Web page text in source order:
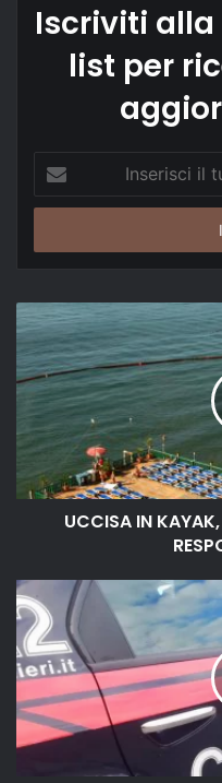
Iscriviti
list per
tuo
email
UCCISA IN